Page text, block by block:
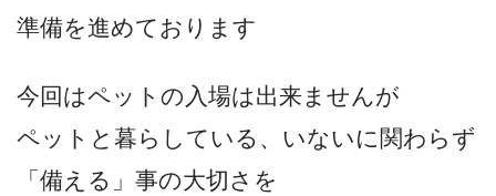
準備を進めております
今回はペットの入場は出来ませんが
ペットと暮らしている、いないに関わらず
「備える」事の大切さを